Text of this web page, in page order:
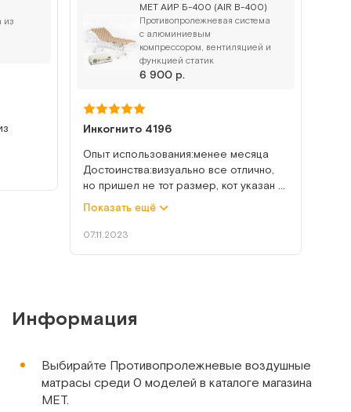
Под заказАрт. 11040
Сообщить о поступлении
Матрас противопролежневый с системой низкого
давления
из
MET АИР Б-400 (AIR B-400)
Противопролежневая система
с алюминиевым
компрессором, вентиляцией и
функцией статик
6 900 р.
Инкогнито 4196
Опыт использования:менее месяца
Достоинства:визуально все отлично,
но пришел не тот размер, кот указан
Недостатки:Пришел матрас
неправильного размера, теперь нужно
возвращать
Показать ещё
07.11.2023
Информация
Выбирайте Противопролежневые воздушные
матрасы среди 0 моделей в каталоге магазина
МЕТ.